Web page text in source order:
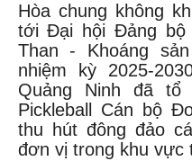
Hòa chung không
tới Đại hội Đảng bộ
Than - Khoáng
nhiệm kỳ 2025-
Quảng Ninh đã tổ
Pickleball Cán bộ
thu hút đông đảo
đơn vị trong khu vực